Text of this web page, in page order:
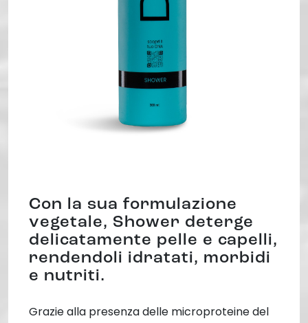
Con la sua formulazione
vegetale, Shower deterge
delicatamente pelle e capelli,
rendendoli idratati, morbidi
e nutriti.
Grazie alla presenza delle microproteine del